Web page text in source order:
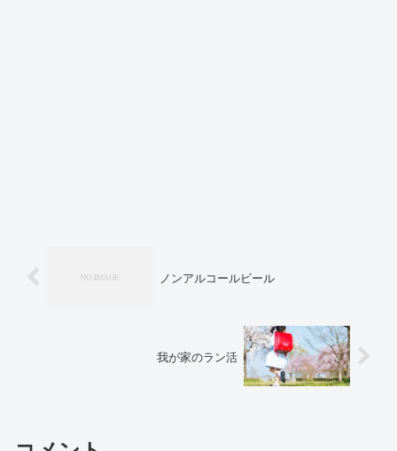
ノンアルコールビール
我が家のラン活